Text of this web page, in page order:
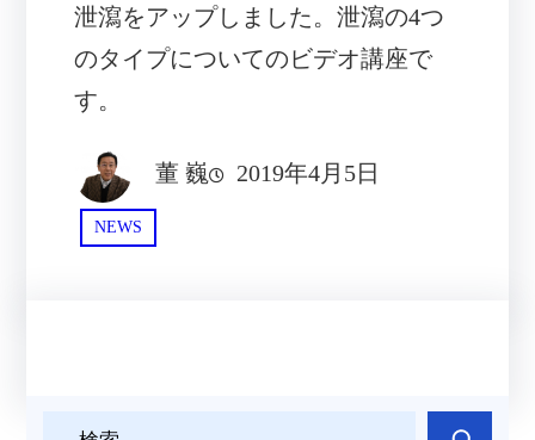
泄瀉をアップしました。泄瀉の4つ
のタイプについてのビデオ講座で
す。
董 巍 2019年4月5日
NEWS